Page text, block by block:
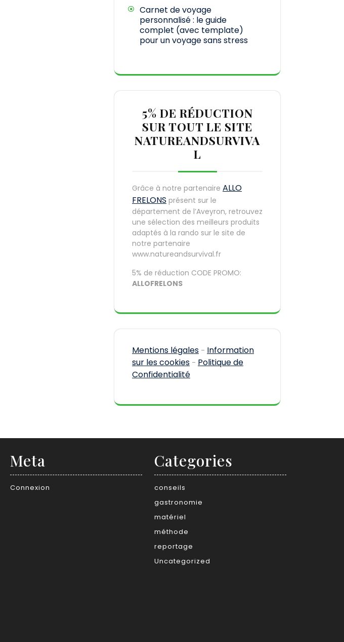
Carnet de voyage
personnalisé : le guide
complet (avec template)
pour un voyage sans stress
5% DE RÉDUCTION
SUR TOUT LE SITE
NATUREANDSURVIVA
L
Grâce à notre partenaire ALLO
FRELONS présent sur le
département de l’Aveyron, retrouvez
une sélection des meilleurs produits
adaptés à la rando sur le site de
notre partenaire
www.natureandsurvival.fr
5% de réduction CODE PROMO:
ALLOFRELONS
Mentions légales - Information
sur les cookies - Politique de
Confidentialité
Meta
Connexion
Categories
conseils
gastronomie
matériel
méthode
reportage
Uncategorized